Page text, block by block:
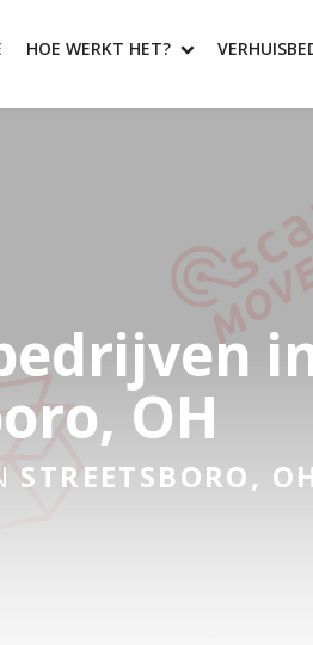
HOE WERKT HET?
OH
STREETSBORO,